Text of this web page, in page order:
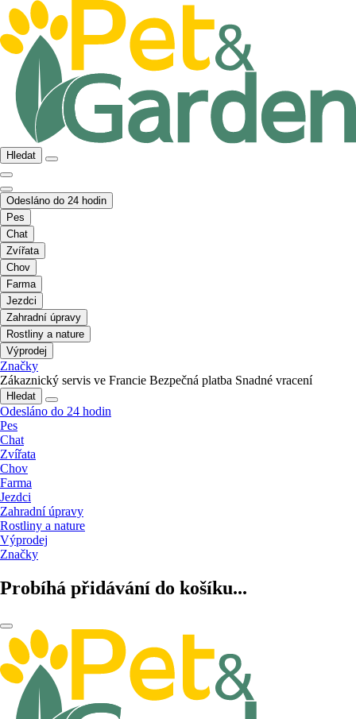
Hledat
Odesláno do 24 hodin
Pes
Chat
Zvířata
Chov
Farma
Jezdci
Zahradní úpravy
Rostliny a nature
Výprodej
Značky
Zákaznický servis ve Francie Bezpečná platba Snadné vracení
Hledat
Odesláno do 24 hodin
Pes
Chat
Zvířata
Chov
Farma
Jezdci
Zahradní úpravy
Rostliny a nature
Výprodej
Značky
Probíhá přidávání do košíku...